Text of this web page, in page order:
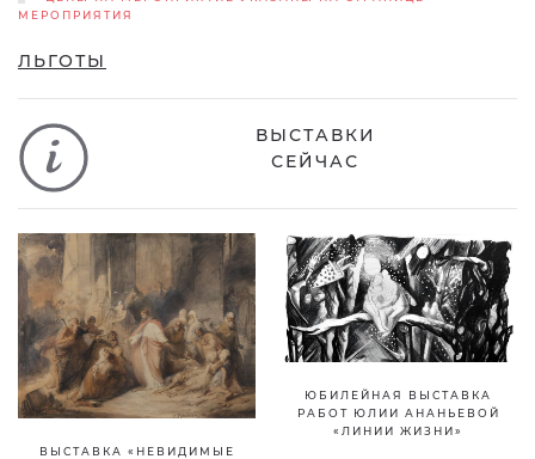
МЕРОПРИЯТИЯ
ЛЬГОТЫ
ВЫСТАВКИ
СЕЙЧАС
ВЫСТАВКА «НЕВИДИМЫЕ
ЮБИЛЕЙНАЯ ВЫСТАВКА
РАБОТ ЮЛИИ АНАНЬЕВОЙ
«ЛИНИИ ЖИЗНИ»